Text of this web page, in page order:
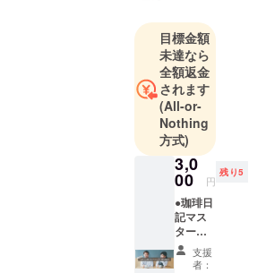
タの講師、
紅茶の講師
などを18年
間務める。
2016年「珈
琲日記」を
オープン。
2024年 喫
茶営業を一
旦終了。次
の章へ向け
て「喫茶菓
子工房
目標金額
未達なら
全額返金
されます
(All-or-
Nothing
方式)
3,0
00 円
残り5
●珈琲日
記マス
ターの
「カ
フェに
支援
者：